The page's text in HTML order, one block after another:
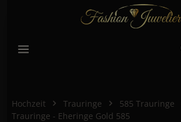
Hochzeit Trauringe
585 Trauringe
Trauringe - Eheringe Gold 585